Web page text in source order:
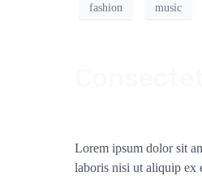
fashion music
Lorem ipsum dolor sit
laboris nisi ut aliquip ex